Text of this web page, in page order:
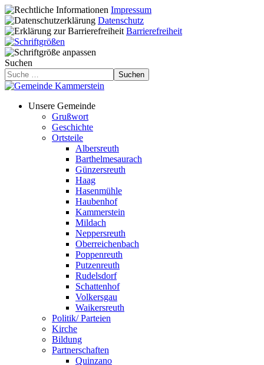
Impressum
Datenschutz
Barrierefreiheit
Suchen
Suchen
Unsere Gemeinde
Grußwort
Geschichte
Ortsteile
Albersreuth
Barthelmesaurach
Günzersreuth
Haag
Hasenmühle
Haubenhof
Kammerstein
Mildach
Neppersreuth
Oberreichenbach
Poppenreuth
Putzenreuth
Rudelsdorf
Schattenhof
Volkersgau
Waikersreuth
Politik/ Parteien
Kirche
Bildung
Partnerschaften
Quinzano